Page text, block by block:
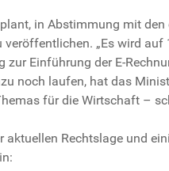
in Abstimmung mit den
„Es wird auf
Einführung der E-
noch laufen, hat das
für die Wirtschaft –
aktuellen Rechtslage und